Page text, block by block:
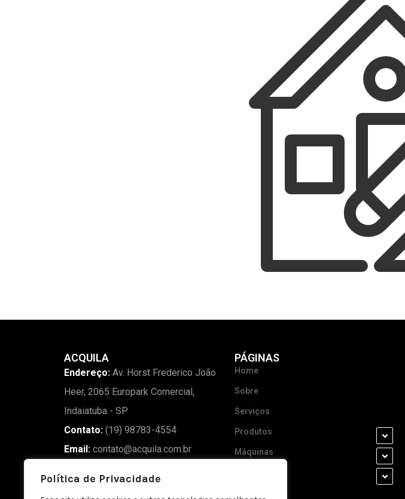
Política de Privacidade
ACQUILA
Endereço: Av. Horst Frederico João
Heer, 2065 Europark Comercial,
Indaiatuba - SP
Contato: (19) 98783-4554
Email: contato@acquila.com.br
PÁGINAS
Home
Sobre
Serviços
Produtos
Máquinas